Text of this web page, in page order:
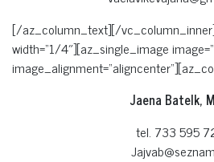
[/az_column_text][/
width=“1/4″][az_single_image
Jaena Batelk,
tel. 733 595